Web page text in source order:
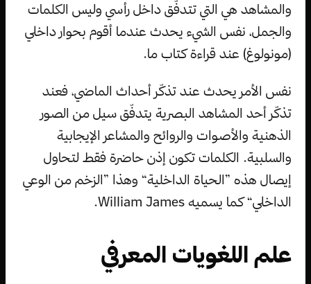
والمشاهد هي التي تتدفّق داخل رأسي وليس الكلمات
والجمل، نفس الشيء يحدث عندما أقوم بحوار داخلي
(مونولوغ) عند قراءة كتاب ما.
نفس الأمر يحدث عند تذكّر أحداث الماضي، فعند
تذكّر أحد المشاهد البصرية يتدفّق سيل من الصور
الذهنية والأصوات والروائح والمشاعر الإيجابية
والسلبية. الكلمات تكون إذن حاضرة فقط لتحاول
إيصال هذه ”الحياة الداخلية“ وهذا ”الزخم من الوعي
الداخلي“ كما يسميه William James.
علم اللغويات المعرفي